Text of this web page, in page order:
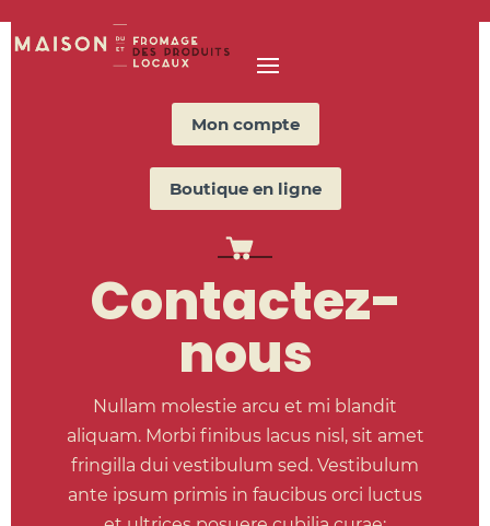
Mon compte
Boutique en ligne
Contactez-
nous
Nullam molestie arcu et mi blandit
aliquam. Morbi finibus lacus nisl, sit amet
fringilla dui vestibulum sed. Vestibulum
ante ipsum primis in faucibus orci luctus